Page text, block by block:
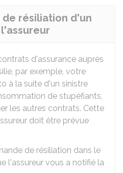
de résiliation d'un
d'assurance auprès
par exemple, votre
à la suite d'un sinistre
de stupéfiants,
les autres contrats. Cette
doit être prévue
de résiliation dans le
l'assureur vous a notifié la